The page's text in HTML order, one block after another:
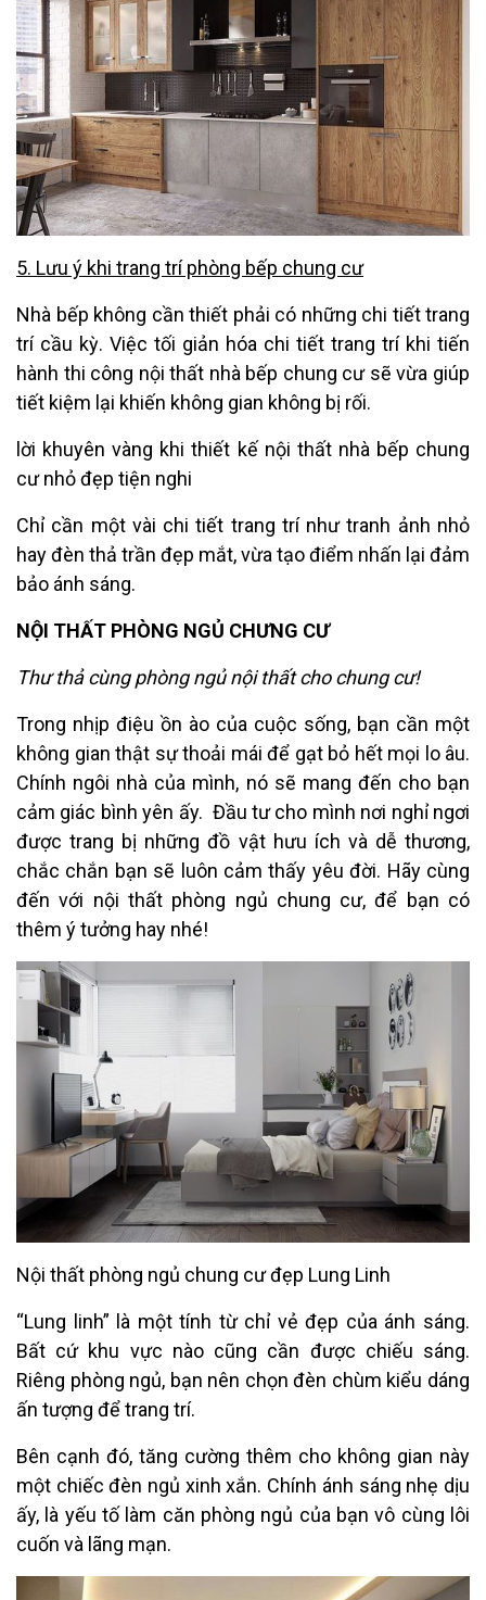
5. Lưu ý khi trang trí phòng bếp chung cư
Nhà bếp không cần thiết phải có những chi tiết trang
trí cầu kỳ. Việc tối giản hóa chi tiết trang trí khi tiến
hành thi công nội thất nhà bếp chung cư sẽ vừa giúp
tiết kiệm lại khiến không gian không bị rối.
lời khuyên vàng khi thiết kế nội thất nhà bếp chung
cư nhỏ đẹp tiện nghi
Chỉ cần một vài chi tiết trang trí như tranh ảnh nhỏ
hay đèn thả trần đẹp mắt, vừa tạo điểm nhấn lại đảm
bảo ánh sáng.
NỘI THẤT PHÒNG NGỦ CHƯNG CƯ
Thư thả cùng phòng ngủ nội thất cho chung cư!
Trong nhịp điệu ồn ào của cuộc sống, bạn cần một
không gian thật sự thoải mái để gạt bỏ hết mọi lo âu.
Chính ngôi nhà của mình, nó sẽ mang đến cho bạn
cảm giác bình yên ấy. Đầu tư cho mình nơi nghỉ ngơi
được trang bị những đồ vật hưu ích và dễ thương,
chắc chắn bạn sẽ luôn cảm thấy yêu đời. Hãy cùng
đến với nội thất phòng ngủ chung cư, để bạn có
thêm ý tưởng hay nhé!
Nội thất phòng ngủ chung cư đẹp Lung Linh
“Lung linh” là một tính từ chỉ vẻ đẹp của ánh sáng.
Bất cứ khu vực nào cũng cần được chiếu sáng.
Riêng phòng ngủ, bạn nên chọn đèn chùm kiểu dáng
ấn tượng để trang trí.
Bên cạnh đó, tăng cường thêm cho không gian này
một chiếc đèn ngủ xinh xắn. Chính ánh sáng nhẹ dịu
ấy, là yếu tố làm căn phòng ngủ của bạn vô cùng lôi
cuốn và lãng mạn.